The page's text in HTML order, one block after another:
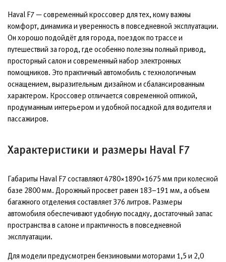
Haval F7 — современный кроссовер для тех, кому важны
комфорт, динамика и уверенность в повседневной эксплуатации.
Он хорошо подойдёт для города, поездок по трассе и
путешествий за город, где особенно полезны полный привод,
просторный салон и современный набор электронных
помощников. Это практичный автомобиль с технологичным
оснащением, выразительным дизайном и сбалансированным
характером. Кроссовер отличается современной оптикой,
продуманным интерьером и удобной посадкой для водителя и
пассажиров.
Характеристики и размеры Haval F7
Габариты Haval F7 составляют 4780×1890×1675 мм при колесной
базе 2800 мм. Дорожный просвет равен 183–191 мм, а объем
багажного отделения составляет 376 литров. Размеры
автомобиля обеспечивают удобную посадку, достаточный запас
пространства в салоне и практичность в повседневной
эксплуатации.
Для модели предусмотрен бензиновыми моторами 1,5 и 2,0